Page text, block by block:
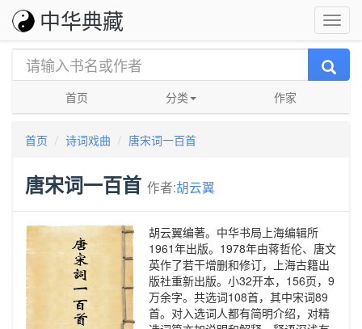
中华典藏
首页 分类 作家
首页 诗词戏曲 唐宋词一百首
唐宋词一百首 作者:胡云翼
胡云翼编著。中华书局上海编辑所
1961年出版。1978年由蒋哲伦、唐文
英作了若干增删和修订，上海古籍出
版社重新出版。小32开本，156页，9
万余字。共选词108首，其中宋词89
首。对入选词人都有简明介绍，对精